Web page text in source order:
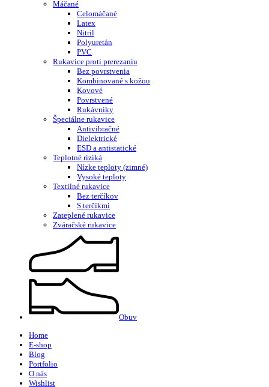
Máčané
Celomáčané
Latex
Nitril
Polyuretán
PVC
Rukavice proti prerezaniu
Bez povrstvenia
Kombinované s kožou
Kovové
Povrstvené
Rukávniky
Špeciálne rukavice
Antivibračné
Dielektrické
ESD a antistatické
Teplotné riziká
Nízke teploty (zimné)
Vysoké teploty
Textilné rukavice
Bez terčíkov
S terčíkmi
Zateplené rukavice
Zváračské rukavice
Obuv
Home
E-shop
Blog
Portfolio
O nás
Wishlist